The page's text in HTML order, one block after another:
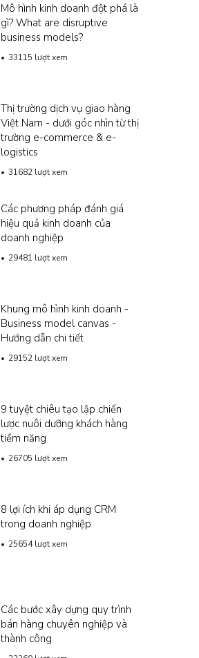
Mô hình kinh doanh đột phá là
gì? What are disruptive
business models?
33115 lượt xem
Thị trường dịch vụ giao hàng
Việt Nam - dưới góc nhìn từ thị
trường e-commerce & e-
logistics
31682 lượt xem
Các phương pháp đánh giá
hiệu quả kinh doanh của
doanh nghiệp
29481 lượt xem
Khung mô hình kinh doanh -
Business model canvas -
Hướng dẫn chi tiết
29152 lượt xem
9 tuyệt chiêu tạo lập chiến
lược nuôi dưỡng khách hàng
tiềm năng
26705 lượt xem
8 lợi ích khi áp dụng CRM
trong doanh nghiệp
25654 lượt xem
Các bước xây dựng quy trình
bán hàng chuyên nghiệp và
thành công